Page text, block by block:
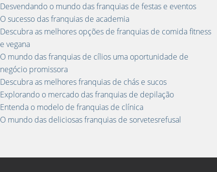
Desvendando o mundo das franquias de festas e eventos
O sucesso das franquias de academia
Descubra as melhores opções de franquias de comida fitness
e vegana
O mundo das franquias de cílios uma oportunidade de
negócio promissora
Descubra as melhores franquias de chás e sucos
Explorando o mercado das franquias de depilação
Entenda o modelo de franquias de clínica
O mundo das deliciosas franquias de sorvetesrefusal